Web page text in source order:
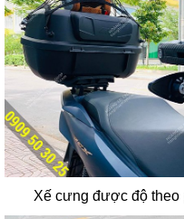
Xế cưng được độ theo